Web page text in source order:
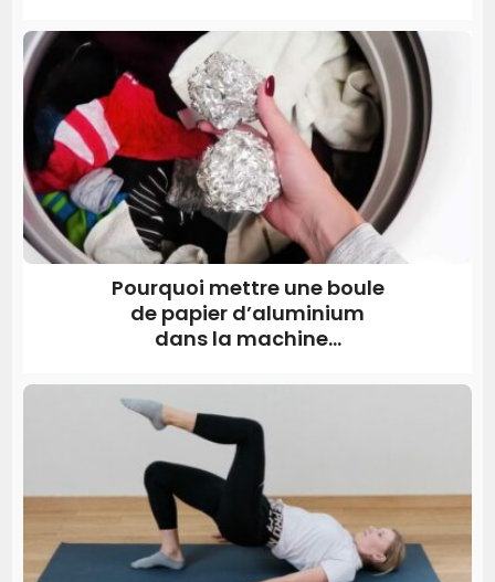
Pourquoi mettre une boule
de papier d’aluminium
dans la machine...